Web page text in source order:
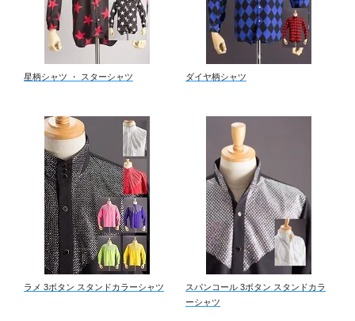
星柄シャツ ・ スターシャツ ダイヤ柄シャツ
ラメ 3ボタン スタンドカラーシャツ
スパンコール 3ボタン スタンドカラ
ーシャツ